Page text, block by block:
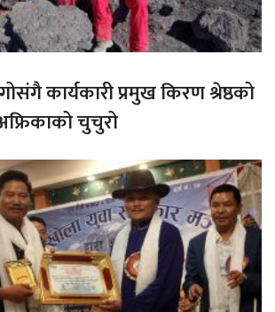
कार्यकारी प्रमुख किरण श्रेष्ठको
चुचुरो